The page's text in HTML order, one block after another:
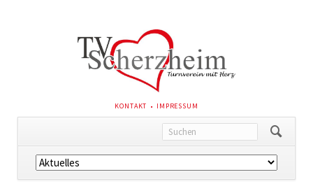
NAVIGATION
ÜBERSPRINGEN
KONTAKT IMPRESSUM
Navigation
überspringen